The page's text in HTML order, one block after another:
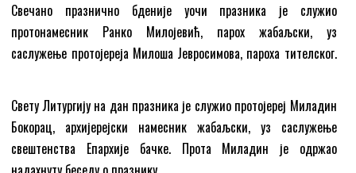
Свечано празнично бденије уочи празника је служио
протонамесник Ранко Милојевић, парох жабаљски, уз
саслужење протојереја Милоша Јевросимова, пароха тителског.
Свету Литургију на дан празника је служио протојереј Миладин
Бокорац, архијерејски намесник жабаљски, уз саслужење
свештенства Епархије бачке. Прота Миладин је одржао